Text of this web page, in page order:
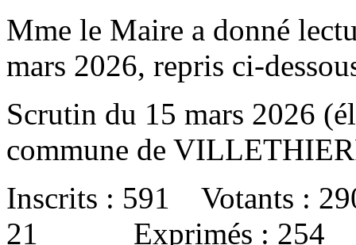
Mme le Maire a donné
mars 2026, repris ci-
Scrutin du 15 mars 2026
commune de
Inscrits : 591 Votants
21 Exprimés : 254